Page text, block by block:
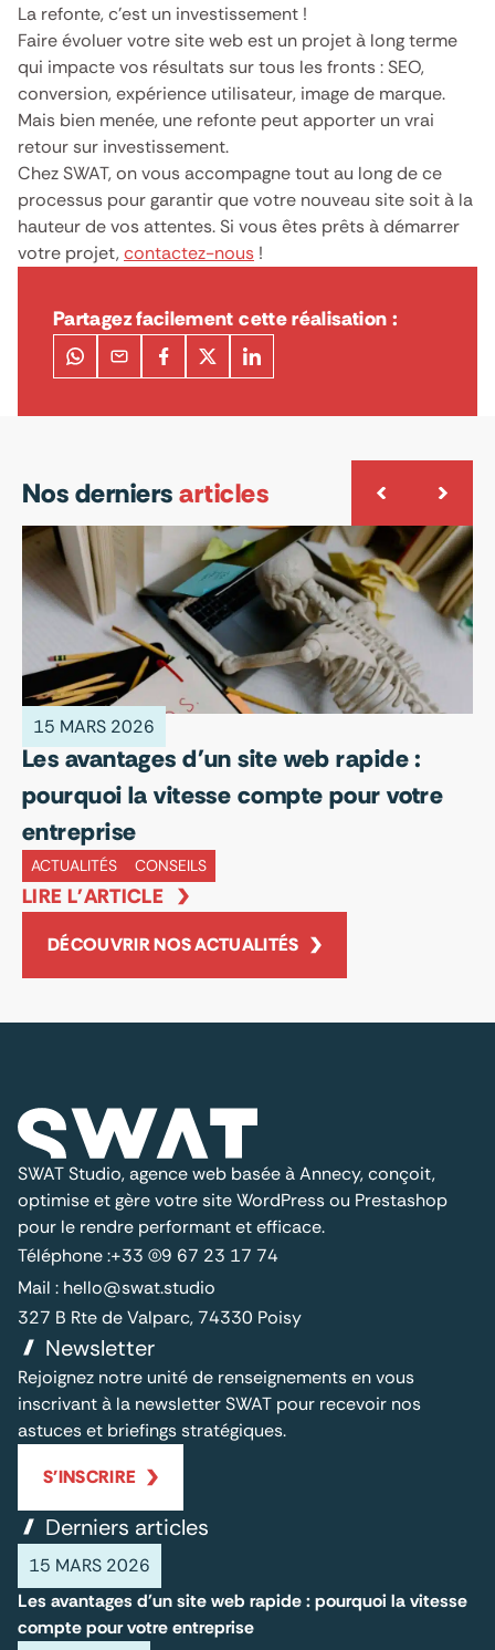
La refonte, c’est un investissement !
Faire évoluer votre site web est un projet à long terme
qui impacte vos résultats sur tous les fronts : SEO,
conversion, expérience utilisateur, image de marque.
Mais bien menée, une refonte peut apporter un vrai
retour sur investissement.
Chez SWAT, on vous accompagne tout au long de ce
processus pour garantir que votre nouveau site soit à la
hauteur de vos attentes. Si vous êtes prêts à démarrer
votre projet,contactez-nous !
Partagez facilement cette réalisation :
Nos derniers articles
15 MARS 2026
Les avantages d'un site web rapide :
pourquoi la vitesse compte pour votre
entreprise
ACTUALITÉS CONSEILS
LIRE L'ARTICLE
DÉCOUVRIR NOS ACTUALITÉS
SWAT Studio, agence web basée à Annecy, conçoit,
optimise et gère votre site WordPress ou Prestashop
pour le rendre performant et efficace.
Téléphone :+33 (0)9 67 23 17 74
Mail : hello@swat.studio
327 B Rte de Valparc, 74330 Poisy
Newsletter
Rejoignez notre unité de renseignements en vous
inscrivant à la newsletter SWAT pour recevoir nos
astuces et briefings stratégiques.
S'INSCRIRE
Derniers articles
15 MARS 2026
Les avantages d'un site web rapide : pourquoi la vitesse
compte pour votre entreprise